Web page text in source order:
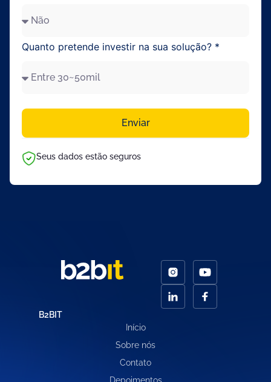
Quanto pretende investir na sua solução? *
Enviar
Seus dados estão seguros
B2BIT
Início
Sobre nós
Contato